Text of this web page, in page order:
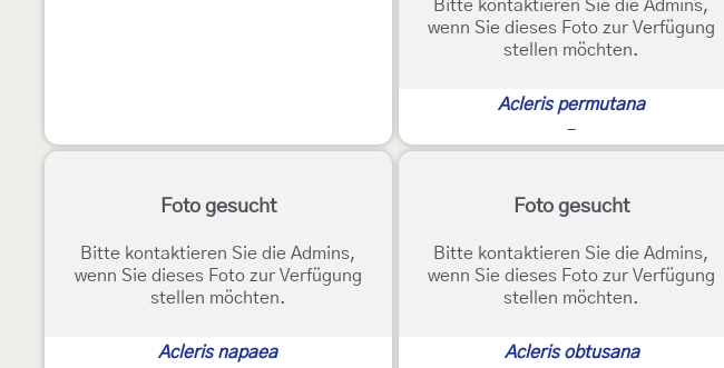
Bitte kontaktieren Sie die Admins,
wenn Sie dieses Foto zur Verfügung
stellen möchten.
Acleris permutana
-
Foto gesucht
Bitte kontaktieren Sie die Admins,
wenn Sie dieses Foto zur Verfügung
stellen möchten.
Acleris napaea
Foto gesucht
Bitte kontaktieren Sie die Admins,
wenn Sie dieses Foto zur Verfügung
stellen möchten.
Acleris obtusana